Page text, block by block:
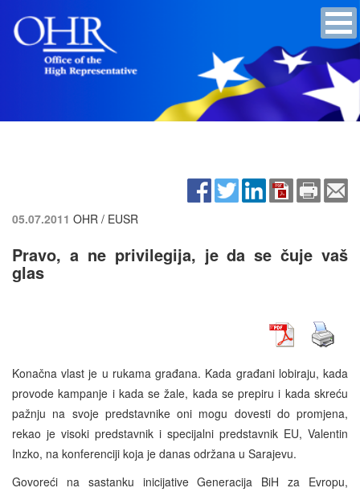
05.07.2011 OHR / EUSR
Pravo, a ne privilegija, je da se čuje vaš
glas
Konačna vlast je u rukama građana. Kada građani lobiraju, kada
provode kampanje i kada se žale, kada se prepiru i kada skreću
pažnju na svoje predstavnike oni mogu dovesti do promjena,
rekao je visoki predstavnik i specijalni predstavnik EU, Valentin
Inzko, na konferenciji koja je danas održana u Sarajevu.
Govoreći na sastanku inicijative Generacija BiH za Evropu,